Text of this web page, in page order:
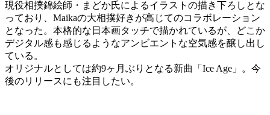
現役相撲錦絵師・まどか氏によるイラストの描き下ろしとな
っており、Maikaの大相撲好きが高じてのコラボレーション
となった。本格的な日本画タッチで描かれているが、どこか
デジタル感も感じるようなアンビエントな空気感を醸し出し
ている。
オリジナルとしては約9ヶ月ぶりとなる新曲「Ice Age」。今
後のリリースにも注目したい。